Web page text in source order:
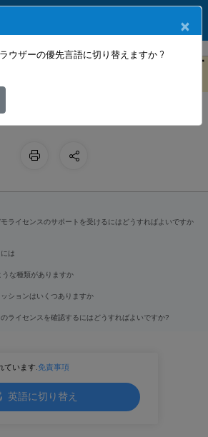
NetScaler Gateway 14.1
ています.免責事項
英語に切り替え
ライセンスに関す
ライセンスのサポートを受けるにはどうすればよいですか
は
な種類がありますか
ションはいくつありますか
ライセンスを確認するにはどうすればよいですか?
ーザーを追加するにはどうすればよいですか?
×
ウザーの優先言語に切り替えますか ?